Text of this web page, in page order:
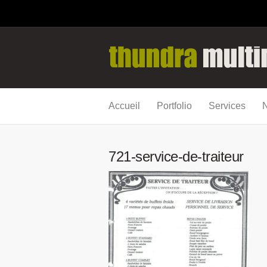
Accueil Portfolio Services
721-service-de-traiteur